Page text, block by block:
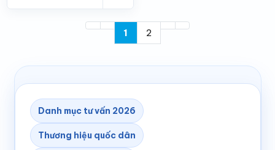
1 2
Danh mục tư vấn 2026
Thương hiệu quốc dân